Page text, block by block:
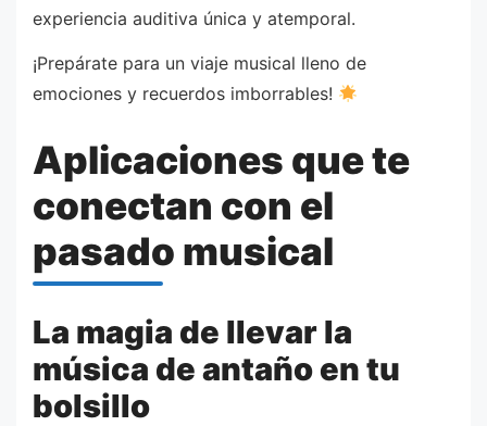
experiencia auditiva única y atemporal.
¡Prepárate para un viaje musical lleno de
emociones y recuerdos imborrables!
Aplicaciones que te
conectan con el
pasado musical
La magia de llevar la
música de antaño en tu
bolsillo